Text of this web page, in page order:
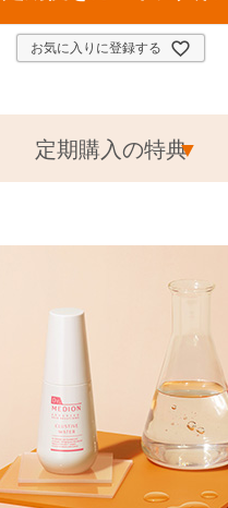
お気に入りに登録する
定期購入の特典